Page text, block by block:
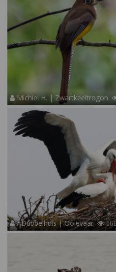
Michiel H. | Zwartkeeltrogon
ADubbelhuis | Ooievaar 161